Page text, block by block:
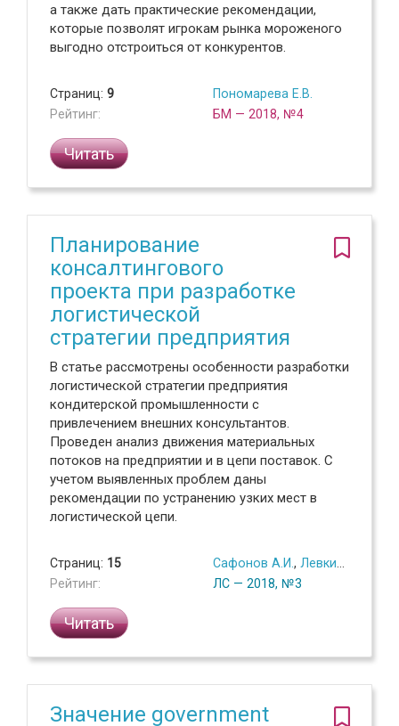
а также дать практические рекомендации,
которые позволят игрокам рынка мороженого
выгодно отстроиться от конкурентов.
Страниц: 9
Рейтинг:
Пономарева Е.В.
БМ — 2018, №4
Читать
Планирование
консалтингового
проекта при разработке
логистической
стратегии предприятия
В статье рассмотрены особенности разработки
логистической стратегии предприятия
кондитерской промышленности с
привлечением внешних консультантов.
Проведен анализ движения материальных
потоков на предприятии и в цепи поставок. С
учетом выявленных проблем даны
рекомендации по устранению узких мест в
логистической цепи.
Страниц: 15
Рейтинг:
Сафонов А.И. , Левкин Г.Г.
ЛС — 2018, №3
Читать
Значение government